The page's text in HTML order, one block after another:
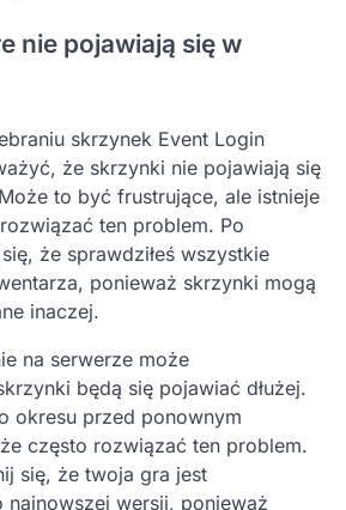
nie pojawiają się w
skrzynek Event Login
że skrzynki nie pojawiają się
to być frustrujące, ale istnieje
ten problem. Po
że sprawdziłeś wszystkie
ponieważ skrzynki mogą
inaczej.
na serwerze może
będą się pojawiać dłużej.
okresu przed ponownym
często rozwiązać ten problem.
się, że twoja gra jest
najnowszej wersji, ponieważ